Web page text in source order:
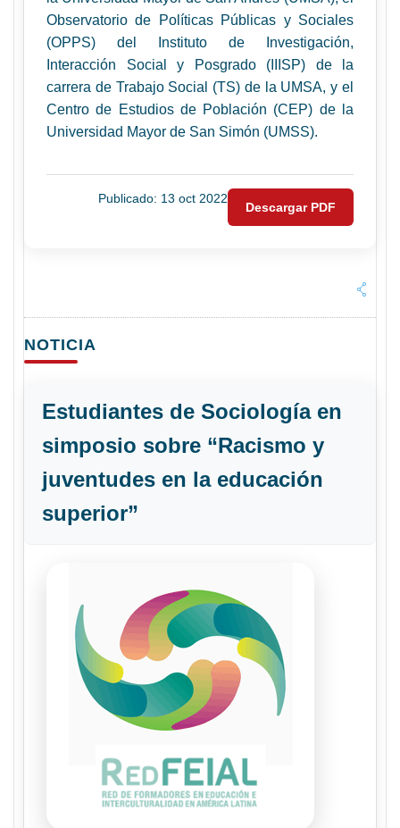
Observatorio de Políticas Públicas y Sociales
(OPPS) del Instituto de Investigación,
Interacción Social y Posgrado (IIISP) de la
carrera de Trabajo Social (TS) de la UMSA, y el
Centro de Estudios de Población (CEP) de la
Universidad Mayor de San Simón (UMSS).
Publicado: 13 oct 2022
Descargar PDF
NOTICIA
Estudiantes de Sociología en
simposio sobre “Racismo y
juventudes en la educación
superior”